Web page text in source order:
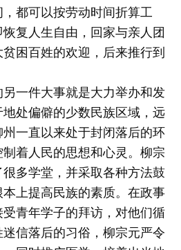
都可以按劳动时间折算工
复人生自由，回家与亲人团
困百姓的欢迎，后来推行到
一件大事就是大力举办和发
处偏僻的少数民族区域，远
一直以来处于封闭落后的环
着人民的思想和心灵。柳宗
多学堂，并采取各种方法鼓
上提高民族的素质。在政事
青年学子的拜访，对他们循
信落后的习俗，柳宗元严令